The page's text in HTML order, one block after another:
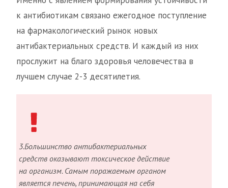
к антибиотикам связано ежегодное поступление
на фармакологический рынок новых
антибактериальных средств. И каждый из них
прослужит на благо здоровья человечества в
лучшем случае 2-3 десятилетия.
3.Большинство антибактериальных
средств оказывают токсическое действие
на организм. Самым поражаемым органом
является печень, принимающая на себя